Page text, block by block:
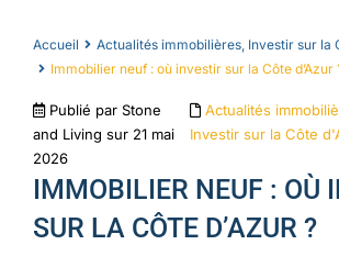
Accueil Actualités immobilières Investir sur la
Immobilier neuf : où investir sur la Côte d’Azur
Publié par Stone
and Living sur 21 mai
2026
Actualités
Investir sur la Côte
IMMOBILIER NEUF : OÙ
SUR LA CÔTE D’AZUR ?